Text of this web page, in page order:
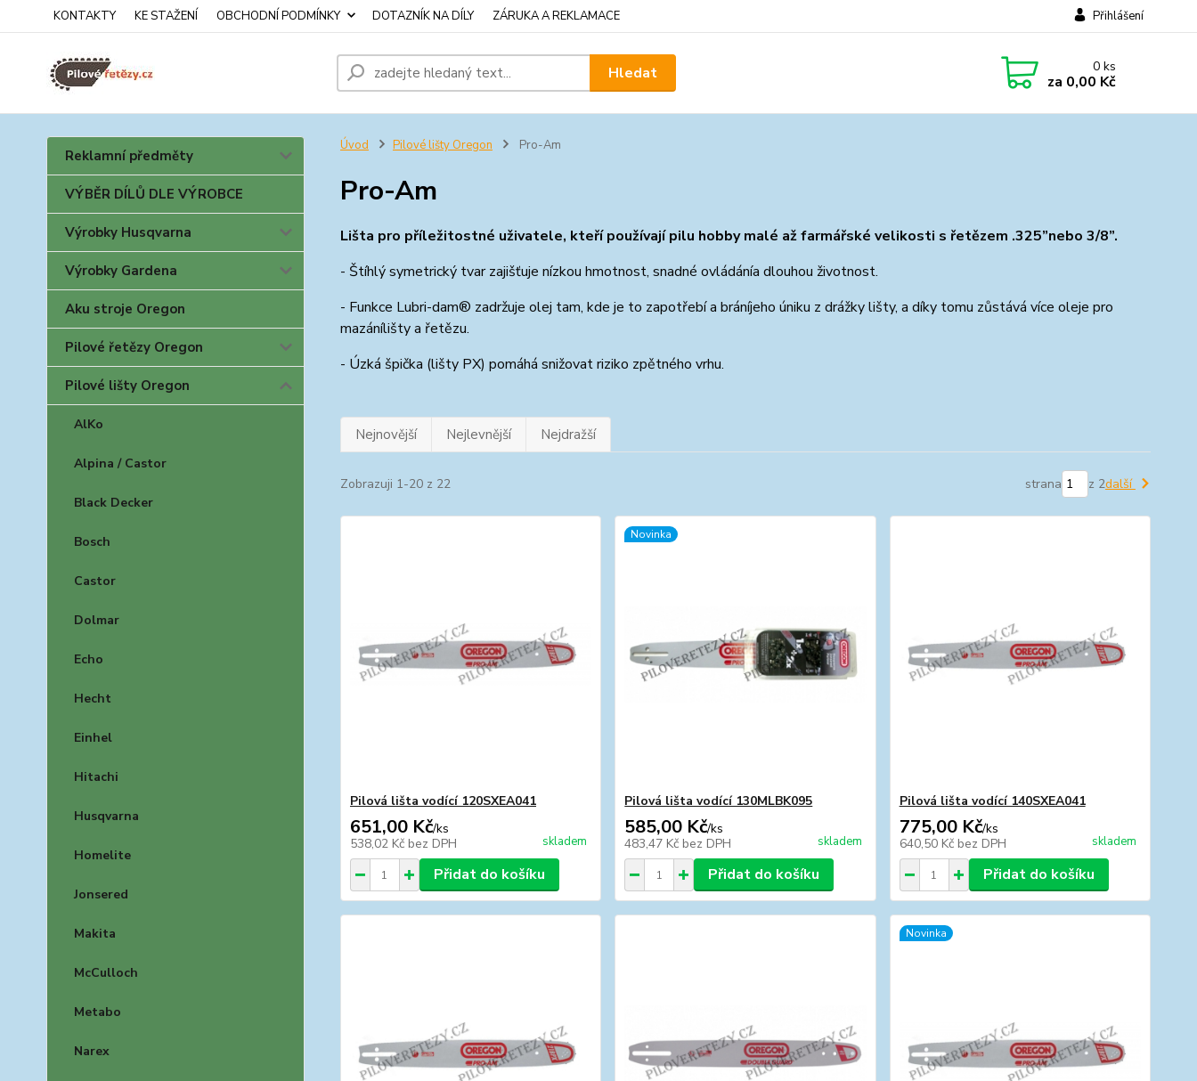
KONTAKTY KE STAŽENÍ OBCHODNÍ PODMÍNKY DOTAZNÍK NA DÍLY ZÁRUKA A REKLAMACE Přihlášení
Hledat 0ks
za 0,00 Kč
Reklamní předměty
VÝBĚR DÍLŮ DLE VÝROBCE
Výrobky Husqvarna
Výrobky Gardena
Aku stroje Oregon
Pilové řetězy Oregon
Pilové lišty Oregon
AlKo
Alpina / Castor
Black Decker
Bosch
Castor
Dolmar
Echo
Hecht
Einhel
Hitachi
Husqvarna
Homelite
Jonsered
Makita
McCulloch
Metabo
Narex
Úvod Pilové lišty Oregon Pro-Am
Pro-Am
Lišta pro příležitostné uživatele, kteří používají pilu hobby malé až farmářské velikosti s řetězem .325”nebo 3/8”.
- Štíhlý symetrický tvar zajišťuje nízkou hmotnost, snadné ovládánía dlouhou životnost.
- Funkce Lubri-dam® zadržuje olej tam, kde je to zapotřebí a bráníjeho úniku z drážky lišty, a díky tomu zůstává více oleje pro
mazánílišty a řetězu.
- Úzká špička (lišty PX) pomáhá snižovat riziko zpětného vrhu.
Nejnovější Nejlevnější Nejdražší
Zobrazuji 1-20 z 22 strana z 2další
Pilová lišta vodící 120SXEA041
651,00 Kč/ks
538,02 Kč bez DPH skladem
Přidat do košíku
Novinka
Pilová lišta vodící 130MLBK095
585,00 Kč/ks
483,47 Kč bez DPH skladem
Přidat do košíku
Pilová lišta vodící 140SXEA041
775,00 Kč/ks
640,50 Kč bez DPH skladem
Přidat do košíku
Novinka